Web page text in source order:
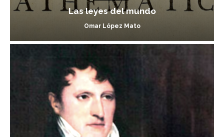
Las leyes del mundo
Omar López Mato